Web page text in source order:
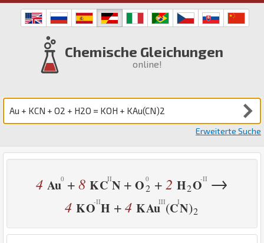
Chemische Gleichungen
online!
Erweiterte Suche
4 Au +8 KC N + O2 + 2 H2O →
4 KO H +4 KAu (CN)2